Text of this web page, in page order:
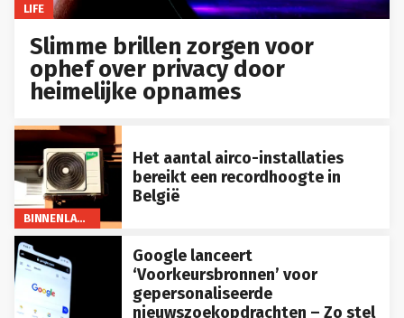
LIFE
Slimme brillen zorgen voor
ophef over privacy door
heimelijke opnames
BINNENLAND
Het aantal airco-installaties
bereikt een recordhoogte in
België
Google lanceert
‘Voorkeursbronnen’ voor
gepersonaliseerde
nieuwszoekopdrachten – Zo stel